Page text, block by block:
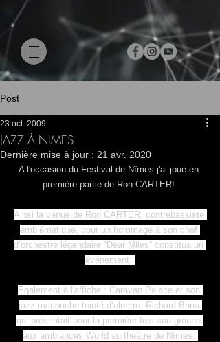
Post
JAZZ À NIMES
23 oct. 2009
Dernière mise à jour : 21 avr. 2020
A l'occasion du Festival de Nîmes j'ai joué en
première partie de Ron CARTER!
Ainsi la venue de Ron CARTER, contrebassiste
emblématique, pour un hommage à son chef
d’orchestre légendaire “Dear Miles” constitua un
événement.
Egalement à l'affiche : Caravan Palace et son
jazz manouche teinté d’electro, Richard Bona
qui présentait pour la première fois son groupe
aux ambiances World au théâtre de Nîmes.